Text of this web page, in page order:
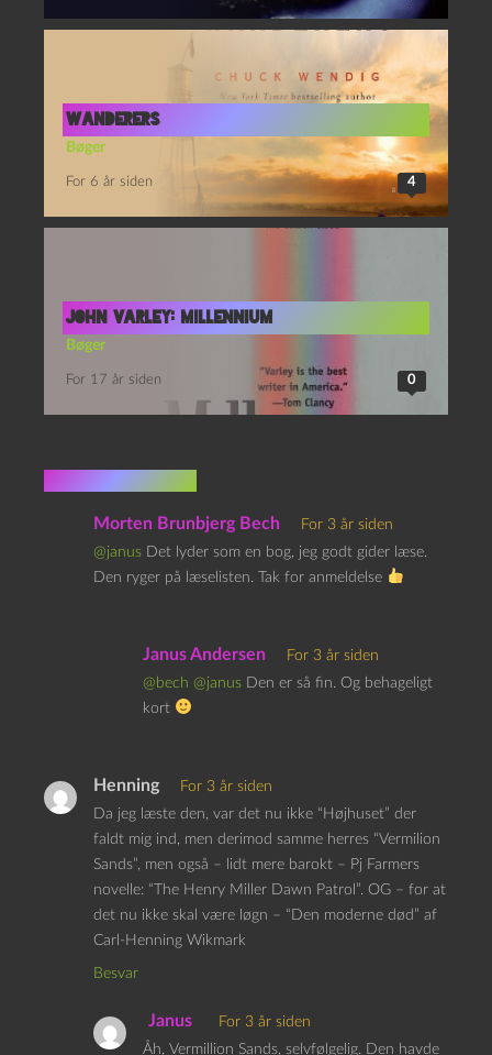
Wanderers
Bøger
For 6 år siden 4
John Varley: Millennium
Bøger
For 17 år siden 0
5 kommentarer
Morten Brunbjerg Bech
For 3 år siden
@janus Det lyder som en bog, jeg godt gider læse.
Den ryger på læselisten. Tak for anmeldelse
Janus Andersen
For 3 år siden
@bech @janus Den er så fin. Og behageligt
kort
Henning
For 3 år siden
Da jeg læste den, var det nu ikke “Højhuset” der
faldt mig ind, men derimod samme herres “Vermilion
Sands”, men også – lidt mere barokt – Pj Farmers
novelle: “The Henry Miller Dawn Patrol”. OG – for at
det nu ikke skal være løgn – “Den moderne død” af
Carl-Henning Wikmark
Besvar
Janus
For 3 år siden
Åh, Vermillion Sands, selvfølgelig. Den havde